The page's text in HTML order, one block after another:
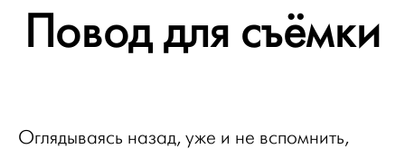
Повод для съёмки
Оглядываясь назад, уже и не вспомнить,